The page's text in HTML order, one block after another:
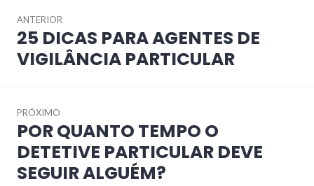
de
Post
ANTERIOR
Post
anterior:
25 DICAS PARA AGENTES DE
VIGILÂNCIA PARTICULAR
PRÓXIMO
Próximo
post:
POR QUANTO TEMPO O
DETETIVE PARTICULAR DEVE
SEGUIR ALGUÉM?